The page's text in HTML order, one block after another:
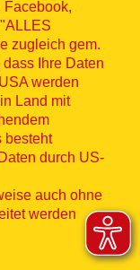
Facebook,
zugleich gem.
Ihre Daten
werden
Land mit
besteht
durch US-
auch ohne
werden